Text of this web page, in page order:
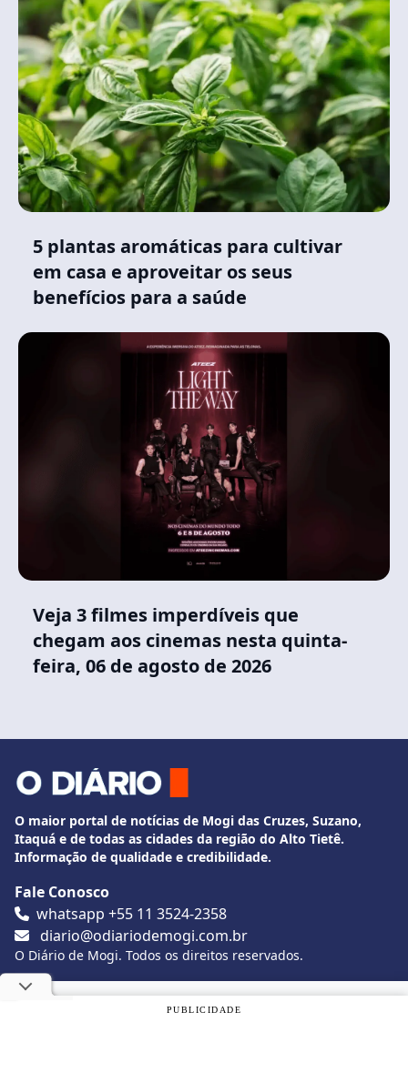
5 plantas aromáticas para cultivar
em casa e aproveitar os seus
benefícios para a saúde
Veja 3 filmes imperdíveis que
chegam aos cinemas nesta quinta-
feira, 06 de agosto de 2026
O maior portal de notícias de Mogi das Cruzes, Suzano,
Itaquá e de todas as cidades da região do Alto Tietê.
Informação de qualidade e credibilidade.
Fale Conosco
whatsapp +55 11 3524-2358
diario@odiariodemogi.com.br
O Diário de Mogi. Todos os direitos reservados.
Siga O Diário nas redes sociais
Utilizamos cookies, de acordo com a nossa
PUBLICIDADE